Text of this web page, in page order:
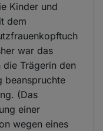
Kinder und
dem
war das
Trägerin den
beanspruchte
(Das
einer
wegen eines